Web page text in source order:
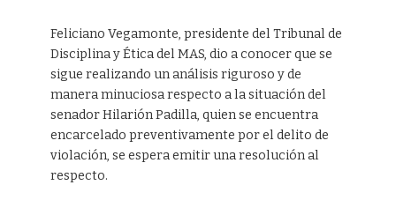
Feliciano Vegamonte, presidente del Tribunal de
Disciplina y Ética del MAS, dio a conocer que se
sigue realizando un análisis riguroso y de
manera minuciosa respecto a la situación del
senador Hilarión Padilla, quien se encuentra
encarcelado preventivamente por el delito de
violación, se espera emitir una resolución al
respecto.